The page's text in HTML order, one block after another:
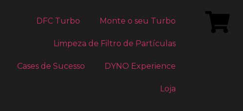
DFC Turbo Monte o seu Turbo
Limpeza de Filtro de Partículas
Cases de Sucesso DYNO Experience
Loja